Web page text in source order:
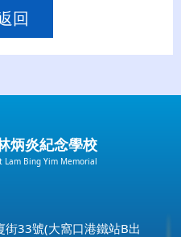
回
炳炎紀念學校
Lam Bing Yim Memorial
街33號(大窩口港鐵站B出